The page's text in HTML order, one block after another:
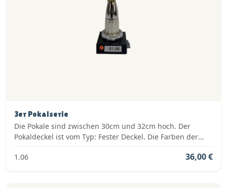
3er Pokalserie
Die Pokale sind zwischen 30cm und 32cm hoch. Der
Pokaldeckel ist vom Typ: Fester Deckel. Die Farben der
1.06
36,00 €